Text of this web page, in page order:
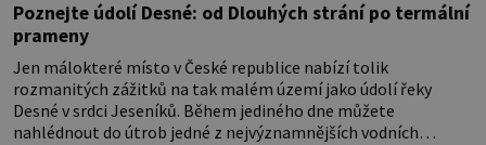
Poznejte údolí Desné: od Dlouhých strání po termální
prameny
Jen málokteré místo v České republice nabízí tolik
rozmanitých zážitků na tak malém území jako údolí řeky
Desné v srdci Jeseníků. Během jediného dne můžete
nahlédnout do útrob jedné z nejvýznamnějších vodních